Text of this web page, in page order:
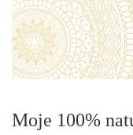
Moje 100%